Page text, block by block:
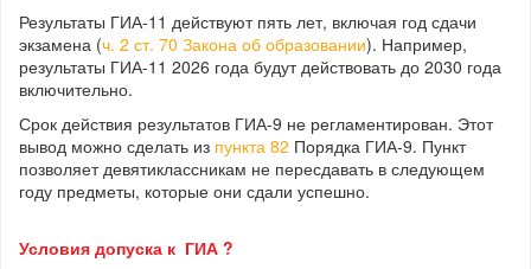
Результаты ГИА-11 действуют пять лет, включая год сдачи
экзамена (ч. 2 ст. 70 Закона об образовании). Например,
результаты ГИА-11 2026 года будут действовать до 2030 года
включительно.
Срок действия результатов ГИА-9 не регламентирован. Этот
вывод можно сделать из пункта 82 Порядка ГИА-9. Пункт
позволяет девятиклассникам не пересдавать в следующем
году предметы, которые они сдали успешно.
Условия допуска к ГИА ?